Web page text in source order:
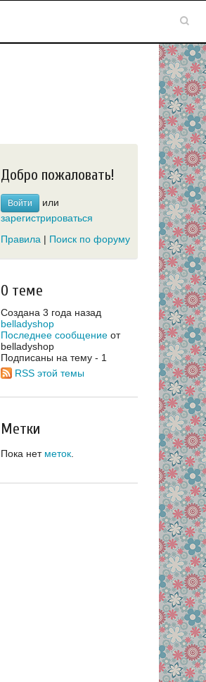
Добро пожаловать!
Войти
или
зарегистрироваться
Правила | Поиск по форуму
О теме
Создана 3 года назад
belladyshop
Последнее сообщение от
belladyshop
Подписаны на тему - 1
RSS этой темы
Метки
Пока нет меток